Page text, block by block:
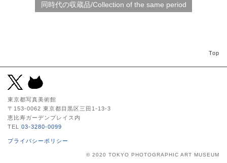
Top
東京都写真美術館
〒153-0062 東京都目黒区三田1-13-3
恵比寿ガーデンプレイス内
TEL 03-3280-0099
プライバシーポリシー
© 2020 TOKYO PHOTOGRAPHIC ART MUSEUM